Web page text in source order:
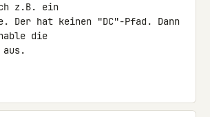
z.B. ein
Der hat keinen "DC"-Pfad. Dann
die